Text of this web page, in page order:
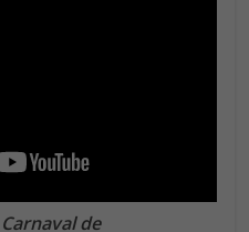
Carnaval de